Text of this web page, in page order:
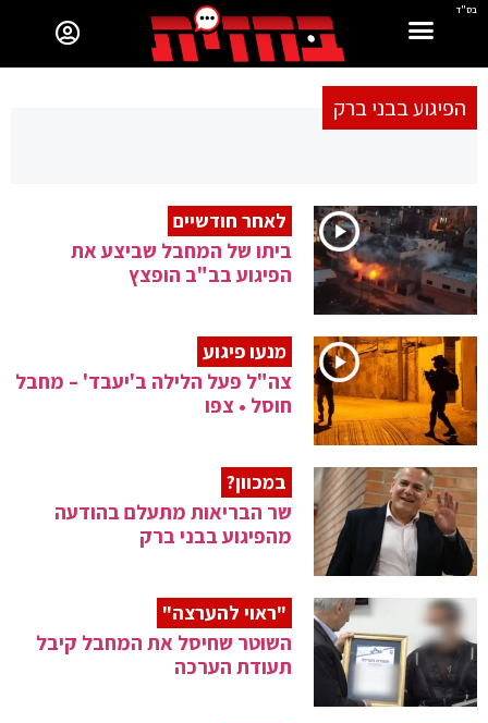
בס"ד
הפיגוע בבני ברק
לאחר חודשיים
ביתו של המחבל שביצע את
הפיגוע בב"ב הופצץ
מנעו פיגוע
צה"ל פעל הלילה ב'יעבד' – מחבל
חוסל • צפו
במכוון?
שר הבריאות מתעלם בהודעה
מהפיגוע בבני ברק
"ראוי להערצה"
השוטר שחיסל את המחבל קיבל
תעודת הערכה